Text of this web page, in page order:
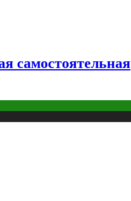
самостоятельная